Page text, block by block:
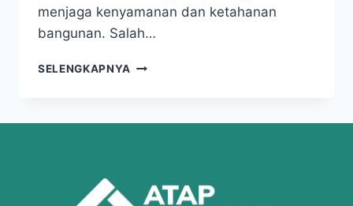
menjaga kenyamanan dan ketahanan
bangunan. Salah…
SELENGKAPNYA